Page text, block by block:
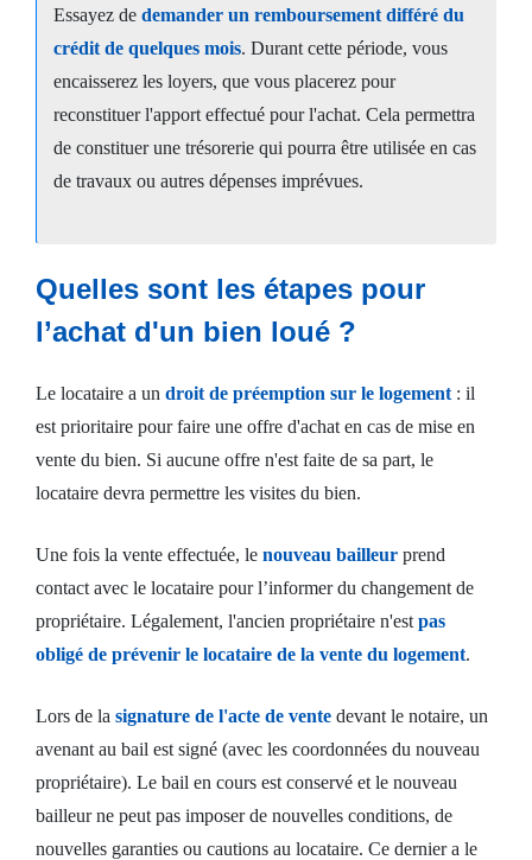
Essayez de demander un remboursement différé du
crédit de quelques mois. Durant cette période, vous
encaisserez les loyers, que vous placerez pour
reconstituer l'apport effectué pour l'achat. Cela permettra
de constituer une trésorerie qui pourra être utilisée en cas
de travaux ou autres dépenses imprévues.
Quelles sont les étapes pour
l’achat d'un bien loué ?
Le locataire a un droit de préemption sur le logement : il
est prioritaire pour faire une offre d'achat en cas de mise en
vente du bien. Si aucune offre n'est faite de sa part, le
locataire devra permettre les visites du bien.
Une fois la vente effectuée, le nouveau bailleur prend
contact avec le locataire pour l’informer du changement de
propriétaire. Légalement, l'ancien propriétaire n'est pas
obligé de prévenir le locataire de la vente du logement.
Lors de la signature de l'acte de vente devant le notaire, un
avenant au bail est signé (avec les coordonnées du nouveau
propriétaire). Le bail en cours est conservé et le nouveau
bailleur ne peut pas imposer de nouvelles conditions, de
nouvelles garanties ou cautions au locataire. Ce dernier a le